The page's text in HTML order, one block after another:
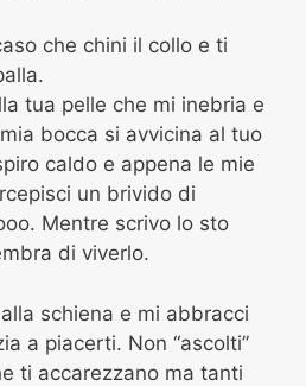
che chini il collo e ti
tua pelle che mi inebria e
bocca si avvicina al tuo
caldo e appena le mie
un brivido di
Mentre scrivo lo sto
di viverlo.
schiena e mi abbracci
a piacerti. Non “ascolti”
ti accarezzano ma tanti